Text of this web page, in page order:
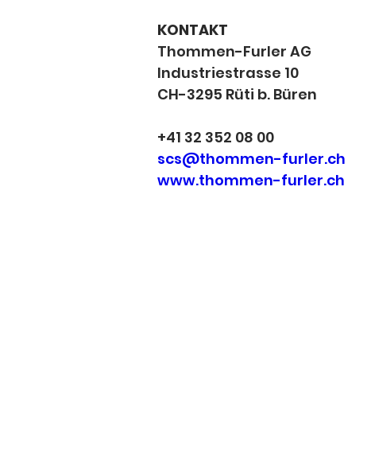
KONTAKT
Thommen-Furler AG
Industriestrasse 10
CH-3295 Rüti b. Büren
+41 32 352 08 00
scs@thommen-furler.ch
www.thommen-furler.ch